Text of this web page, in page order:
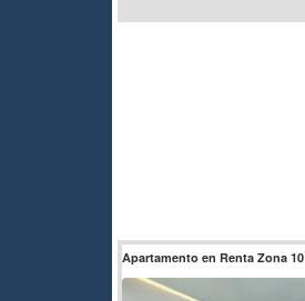
Apartamento en Renta Zona 10